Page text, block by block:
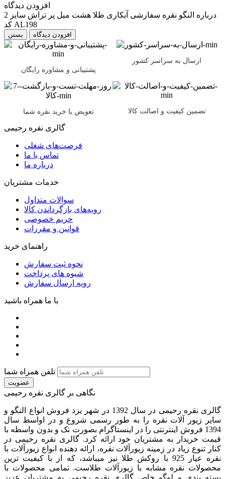
افزودن دیدگاه
درباره النگو نقره سفارشی آبکاری طلا هشت میل پر تراش سایز 2
کد AL198
بستن
پشتیبانی و مشاوره رایگان
ارسال به سراسر کشور
تعویض یا خرید نقره شما تضمین کیفیت و اصالت کالا
گالری نقره رحیمی
فرصت‌های شغلی
تماس با ما
درباره ما
خدمات مشتریان
سوالات متداول
رویه‌های بازگرداندن کالا
حریم خصوصی
قوانین و مقررات
راهنمای خرید
نحوه ثبت سفارش
شیوه های پرداخت
رویه ارسال سفارش
با ما همراه باشید
تلفن همراه شما
عضویت
نگاهی بر گالری نقره رحیمی
گالری نقره رحیمی در سال 1392 در شهر یزد فروش انواع النگو و
سایر زیور آلات نقره را به طور رسمی شروع و در اواسط سال
1394 فروش اینترنتی را در اینستاگرام بصورت تک و بدون واسطه با
قیمت خریدار به مشتریان خود ارائه کرد. گالری نقره رحیمی در
کنار تنوع زیاد در زمینه زیورآلات نقره، ارائه دهنده انواع زیورآلات با
نقره عیار 925 با روکش طلا نیز میباشد، که از با کیفیت‏ ترین
محصولات نقره مشابه با زیورآلات طلاست. تمامی محصولات با
بسته بندی و لوگو خاص گالری نقره رحیمی به مشتریان عزیز